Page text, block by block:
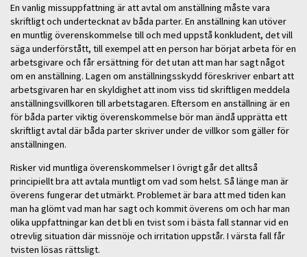
En vanlig missuppfattning är att avtal om anställning måste vara
skriftligt och undertecknat av båda parter. En anställning kan utöver
en muntlig överenskommelse till och med uppstå konkludent, det vill
säga underförstått, till exempel att en person har börjat arbeta för en
arbetsgivare och får ersättning för det utan att man har sagt något
om en anställning. Lagen om anställningsskydd föreskriver enbart att
arbetsgivaren har en skyldighet att inom viss tid skriftligen meddela
anställningsvillkoren till arbetstagaren. Eftersom en anställning är en
för båda parter viktig överenskommelse bör man ändå upprätta ett
skriftligt avtal där båda parter skriver under de villkor som gäller för
anställningen.
Risker vid muntliga överenskommelser I övrigt går det alltså
principiellt bra att avtala muntligt om vad som helst. Så länge man är
överens fungerar det utmärkt. Problemet är bara att med tiden kan
man ha glömt vad man har sagt och kommit överens om och har man
olika uppfattningar kan det bli en tvist som i bästa fall stannar vid en
otrevlig situation där missnöje och irritation uppstår. I värsta fall får
tvisten lösas rättsligt.